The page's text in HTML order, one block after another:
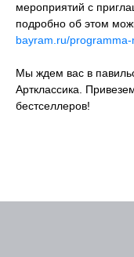
мероприятий с
подробно об этом
bayram.ru/
Мы ждем вас в
Артклассика.
бестселлеров!